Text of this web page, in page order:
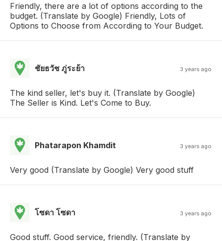
Friendly, there are a lot of options according to the
budget. (Translate by Google) Friendly, Lots of
Options to Choose from According to Your Budget.
ชัยธวัช ภู่ระย้า 3 years ago
The kind seller, let's buy it. (Translate by Google)
The Seller is Kind. Let's Come to Buy.
Phatarapon Khamdit 3 years ago
Very good (Translate by Google) Very good stuff
โซดา โซดา 3 years ago
Good stuff. Good service, friendly. (Translate by